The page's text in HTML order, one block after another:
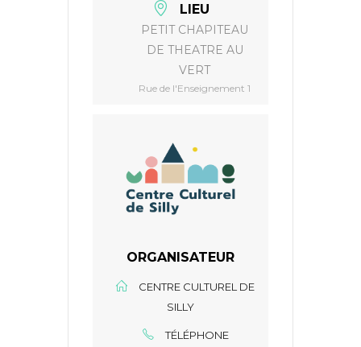
LIEU
PETIT CHAPITEAU
DE THEATRE AU
VERT
Rue de l'Enseignement 1
ORGANISATEUR
CENTRE CULTUREL DE
SILLY
TÉLÉPHONE